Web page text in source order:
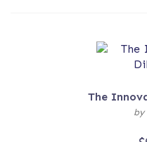
The
by